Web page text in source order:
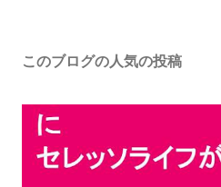
このブログの人気の投稿